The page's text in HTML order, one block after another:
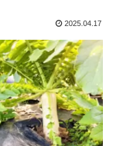
2025.04.17